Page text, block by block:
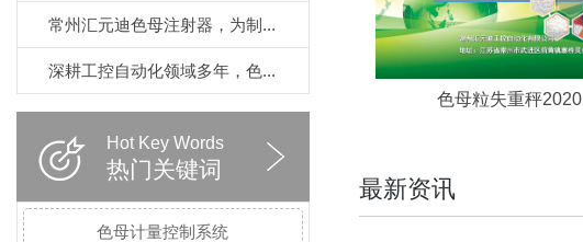
常州汇元迪色母注射器，为制...
深耕工控自动化领域多年，色...
Hot Key Words
热门关键词
色母计量控制系统
色母粒失重秤2020
最新资讯